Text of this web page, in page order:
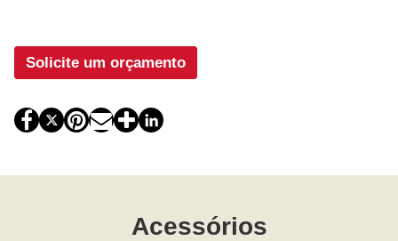
Solicite um orçamento
Acessórios